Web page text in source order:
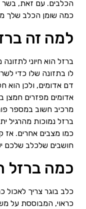
הכלבים. עם זאת, בשר
כמה שומן הכלב שלך
למה זה
ברזל הוא חיוני
לו בתזונה שלו כדי
דם אדומים, ולכן
אדומים מפזרים חמצן
מרכיב חשוב במספר
ברזל נמוכות מהרגיל
כמו מצבים אחרים. אז
חושבים שלכלב שלכם
כמה ברזל
כלב בוגר צריך
כראוי, המבוססת על